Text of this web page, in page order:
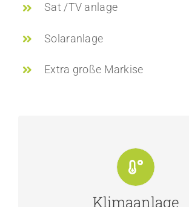
Sat /TV anlage
Solaranlage
Extra große Markise
Klimaanlage
Klimaanlage
Dieses Fahrzeug verfügt
Klimaanlage im